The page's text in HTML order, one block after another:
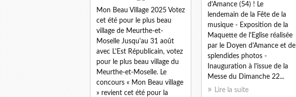
Mon Beau Village 2025 Votez
cet été pour le plus beau
village de Meurthe-et-
Moselle Jusqu'au 31 août
avec L'Est Républicain, votez
pour le plus beau village du
Meurthe-et-Moselle. Le
concours « Mon Beau village
» revient cet été pour la
d'Amance (54) ! Le
lendemain de la Fête de la
musique - Exposition de la
Maquette de l'Eglise réalisée
par le Doyen d'Amance et de
splendides photos -
Inauguration à l'issue de la
Messe du Dimanche 22...
Lire la suite